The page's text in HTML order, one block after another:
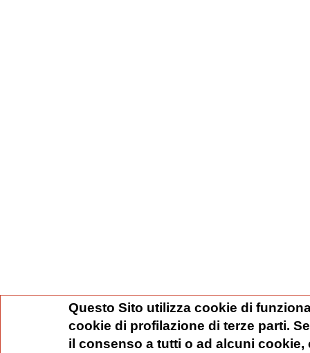
Questo Sito utilizza cookie di
cookie di profilazione di terze parti.
il consenso a tutti o ad alcuni